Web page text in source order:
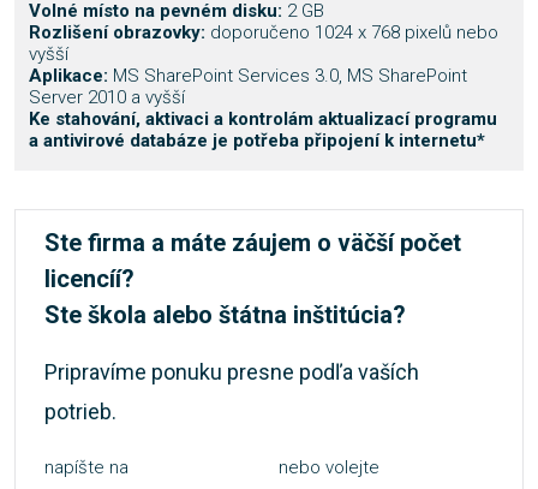
Volné místo na pevném disku: 2 GB
Rozlišení obrazovky: doporučeno 1024 x 768 pixelů nebo
vyšší
Aplikace: MS SharePoint Services 3.0, MS SharePoint
Server 2010 a vyšší
Ke stahování, aktivaci a kontrolám aktualizací programu
a antivirové databáze je potřeba připojení k internetu*
Ste firma a máte záujem o väčší počet
licencíí?
Ste škola alebo štátna inštitúcia?
Pripravíme ponuku presne podľa vaších
potrieb.
napíšte na
nebo volejte